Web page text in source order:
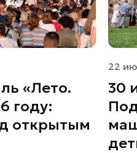
«Лето.
году:
открытым
22
30